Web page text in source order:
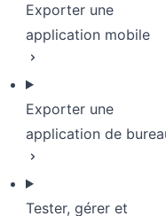
Exporter une
application mobile
Exporter une
application de
Tester, gérer et